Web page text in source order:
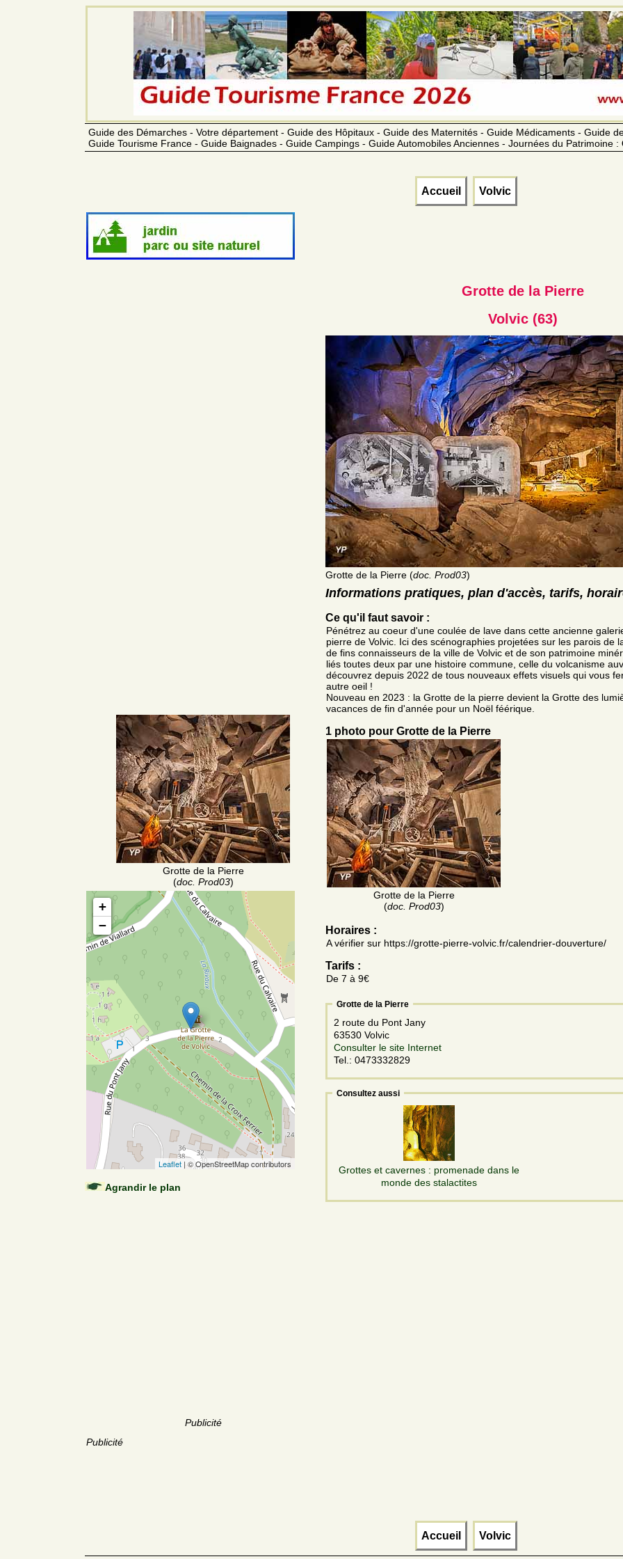
Guide des Démarches - Votre département - Guide des Hôpitaux - Guide des Maternités - Guide Médicaments - Guide
Guide Tourisme France - Guide Baignades - Guide Campings - Guide Automobiles Anciennes - Journées du Patrimoine :
Accueil Volvic
Grotte de la Pierre
(doc. Prod03)
+
−
Leaflet | © OpenStreetMap contributors
Agrandir le plan
Publicité
Grotte de la Pierre
Volvic (63)
Grotte de la Pierre (doc. Prod03)
Informations pratiques, plan d'accès, tarifs,
Ce qu'il faut savoir :
Pénétrez au coeur d'une coulée de lave dans cette ancienne
pierre de Volvic. Ici des scénographies projetées sur les parois de
de fins connaisseurs de la ville de Volvic et de son patrimoine
liés toutes deux par une histoire commune, celle du volcanisme
découvrez depuis 2022 de tous nouveaux effets visuels qui vous
autre oeil !
Nouveau en 2023 : la Grotte de la pierre devient la Grotte des
vacances de fin d'année pour un Noël féérique.
1 photo pour Grotte de la Pierre
Grotte de la Pierre
(doc. Prod03)
Horaires :
A vérifier sur https://grotte-pierre-volvic.fr/calendrier-douverture/
Tarifs :
De 7 à 9€
Grotte de la Pierre
2 route du Pont Jany
63530 Volvic
Consulter le site Internet
Tel.: 0473332829
Consultez aussi
Grottes et cavernes : promenade dans le
monde des stalactites
Publicité
Accueil Volvic